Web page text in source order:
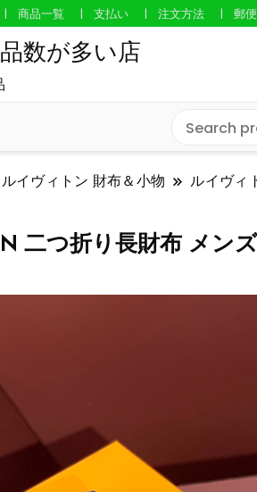
商品一覧 支払い 注文方法 郵
数が多い店
ルイヴィトン 財布＆小物 ルイヴィ
二つ折り長財布 メン